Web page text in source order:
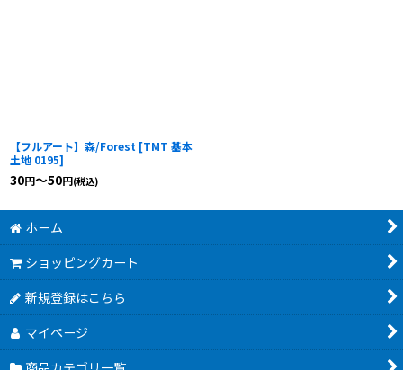
【フルアート】森/Forest [TMT 基本
土地 0195]
30円～50円(税込)
ホーム
ショッピングカート
新規登録はこちら
マイページ